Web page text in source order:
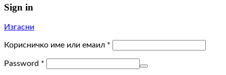
Sign in
Изгасни
Корисничко име или емаил *
Password *